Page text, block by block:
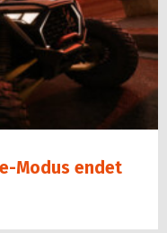
Modus endet